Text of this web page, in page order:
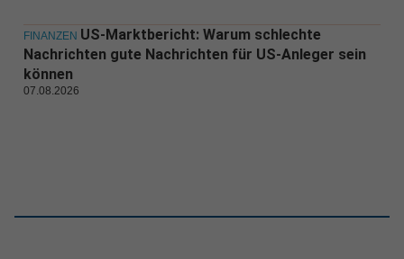
FINANZEN US-Marktbericht: Warum schlechte
Nachrichten gute Nachrichten für US-Anleger sein
können
07.08.2026